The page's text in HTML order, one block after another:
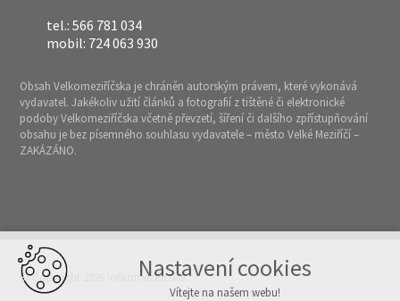
tel.: 566 781 034
mobil: 724 063 930
Obsah Velkomeziříčska je chráněn autorským právem, které vykonává
vydavatel. Jakékoliv užití článků a fotografií z tištěné či elektronické
podoby Velkomeziříčska včetně převzetí, šíření či dalšího zpřístupňování
obsahu je bez písemného souhlasu vydavatele – město Velké Meziříčí –
ZAKÁZÁNO.
© Copyright 2026 VelkomeziříčskoNastavení cookies
Vítejte na našem webu!